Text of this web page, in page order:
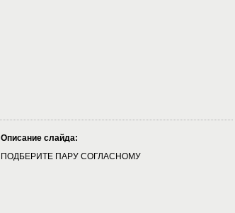
Описание слайда:
ПОДБЕРИТЕ ПАРУ СОГЛАСНОМУ